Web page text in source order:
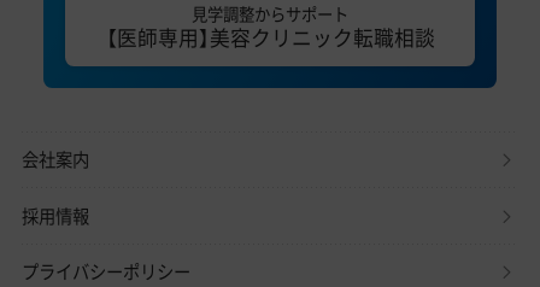
見学調整からサポート
【医師専用】美容クリニック転職相談
会社案内
採用情報
プライバシーポリシー